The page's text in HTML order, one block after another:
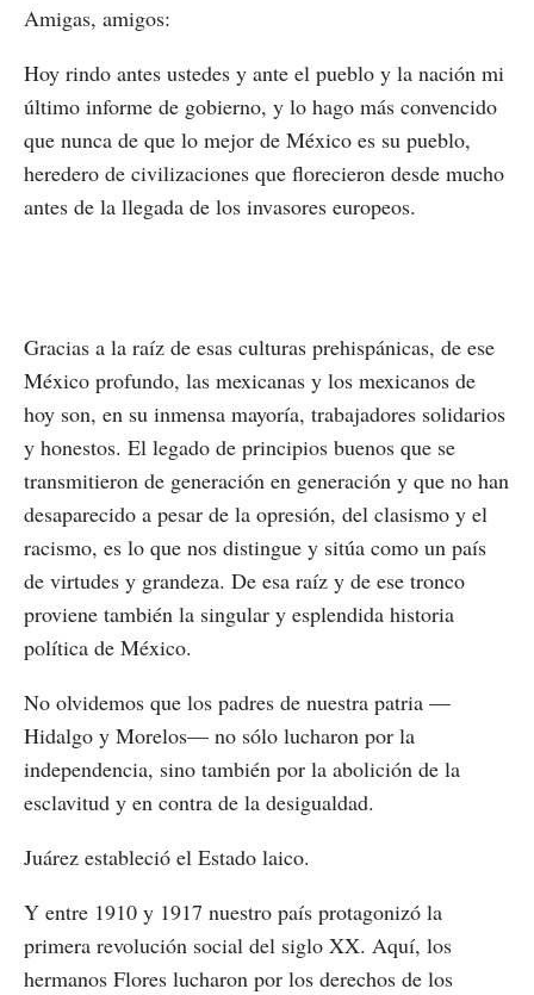
Amigas, amigos:
Hoy rindo antes ustedes y ante el pueblo y la nación mi
último informe de gobierno, y lo hago más convencido
que nunca de que lo mejor de México es su pueblo,
heredero de civilizaciones que florecieron desde mucho
antes de la llegada de los invasores europeos.
Gracias a la raíz de esas culturas prehispánicas, de ese
México profundo, las mexicanas y los mexicanos de
hoy son, en su inmensa mayoría, trabajadores solidarios
y honestos. El legado de principios buenos que se
transmitieron de generación en generación y que no han
desaparecido a pesar de la opresión, del clasismo y el
racismo, es lo que nos distingue y sitúa como un país
de virtudes y grandeza. De esa raíz y de ese tronco
proviene también la singular y esplendida historia
política de México.
No olvidemos que los padres de nuestra patria —
Hidalgo y Morelos— no sólo lucharon por la
independencia, sino también por la abolición de la
esclavitud y en contra de la desigualdad.
Juárez estableció el Estado laico.
Y entre 1910 y 1917 nuestro país protagonizó la
primera revolución social del siglo XX. Aquí, los
hermanos Flores lucharon por los derechos de los